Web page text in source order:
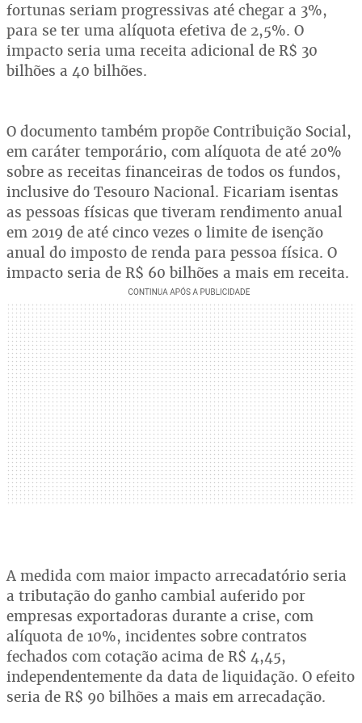
fortunas seriam progressivas até chegar a 3%,
para se ter uma alíquota efetiva de 2,5%. O
impacto seria uma receita adicional de R$ 30
bilhões a 40 bilhões.
O documento também propõe Contribuição Social,
em caráter temporário, com alíquota de até 20%
sobre as receitas financeiras de todos os fundos,
inclusive do Tesouro Nacional. Ficariam isentas
as pessoas físicas que tiveram rendimento anual
em 2019 de até cinco vezes o limite de isenção
anual do imposto de renda para pessoa física. O
impacto seria de R$ 60 bilhões a mais em receita.
A medida com maior impacto arrecadatório seria
a tributação do ganho cambial auferido por
empresas exportadoras durante a crise, com
alíquota de 10%, incidentes sobre contratos
fechados com cotação acima de R$ 4,45,
independentemente da data de liquidação. O efeito
seria de R$ 90 bilhões a mais em arrecadação.